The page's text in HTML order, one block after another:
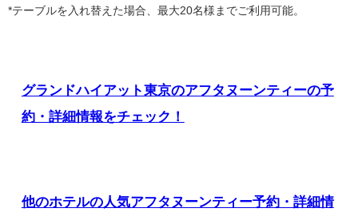
*テーブルを入れ替えた場合、最大20名様までご利用可能。
グランドハイアット東京のアフタヌーンティーの予
約・詳細情報をチェック！
他のホテルの人気アフタヌーンティー予約・詳細情